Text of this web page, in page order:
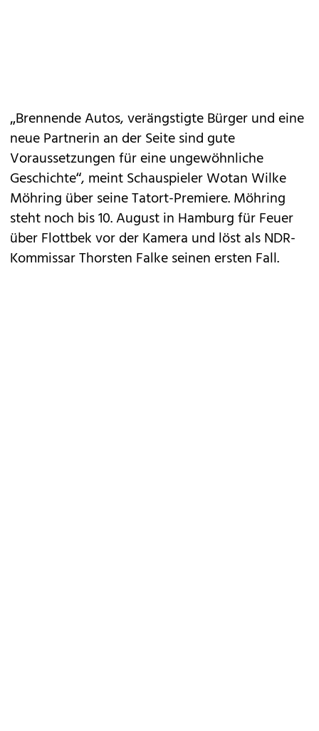
„Brennende Autos, verängstigte Bürger und eine
neue Partnerin an der Seite sind gute
Voraussetzungen für eine ungewöhnliche
Geschichte“, meint Schauspieler Wotan Wilke
Möhring über seine Tatort-Premiere. Möhring
steht noch bis 10. August in Hamburg für Feuer
über Flottbek vor der Kamera und löst als NDR-
Kommissar Thorsten Falke seinen ersten Fall.